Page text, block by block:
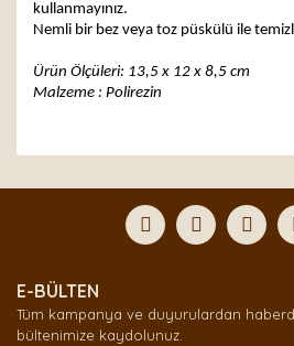
kullanmayınız.
Nemli bir bez veya toz püskülü ile
Ürün Ölçüleri: 13,5 x 12 x 8,5 cm
Malzeme : Polirezin
Yorum Yaz
formunu kullanarak tarafımıza
Görüş ve önerileriniz için teşekkür
Ürün açıklamasında eksik bilgiler
Ürün bilgilerinde hatalar bulunuyor.
E-BÜLTEN
Tüm kampanya ve duyurulardan
bültenimize kaydolunuz.